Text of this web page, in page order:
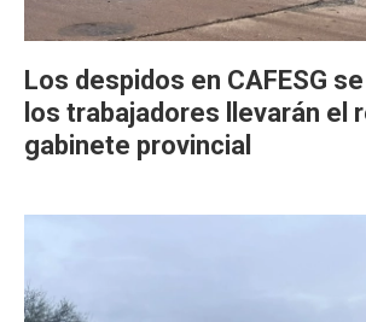
Los despidos en CAFESG
los trabajadores llevarán el
gabinete provincial